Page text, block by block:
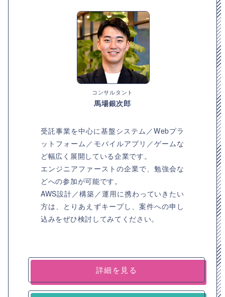
コンサルタント
馬場銀次郎
受託事業を中心に基盤システム／Webプラ
ットフォーム／モバイルアプリ／ゲームな
ど幅広く展開している企業です。
エンジニアファーストの企業で、勉強会な
どへの参加が可能です。
AWS設計／構築／運用に携わっていきたい
方は、とりあえずキープし、案件への申し
込みをぜひ検討してみてください。
詳細を見る